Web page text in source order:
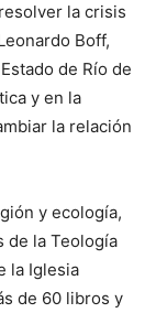
la crisis
Boff,
de Río de
y en la
la relación
y ecología,
de la Teología
la Iglesia
de 60 libros y